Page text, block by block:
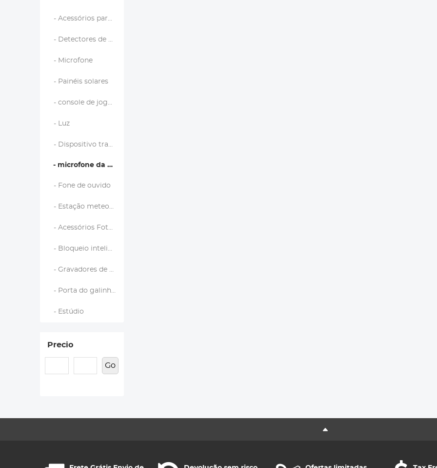
- Acessórios para drones
- Detectores de metal
- Microfone
- Painéis solares
- console de jogo portátil
- Luz
- Dispositivo tradutor de idiomas
- microfone da câmera
- Fone de ouvido
- Estação meteorológica e sensores domésticos
- Acessórios Fotografia/Video
- Bloqueio inteligente
- Gravadores de voz digitais
- Porta do galinheiro
- Estúdio
Precio
Go